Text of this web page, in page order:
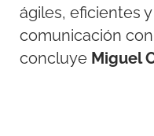
ágiles, eficientes
comunicación
concluye Miguel